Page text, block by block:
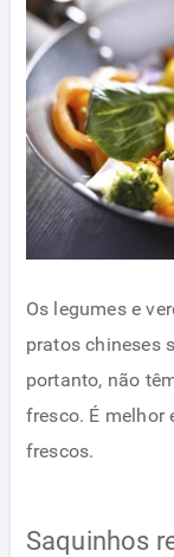
Os legumes e
pratos chineses
portanto, não
fresco. É melhor
frescos.
Saquinhos